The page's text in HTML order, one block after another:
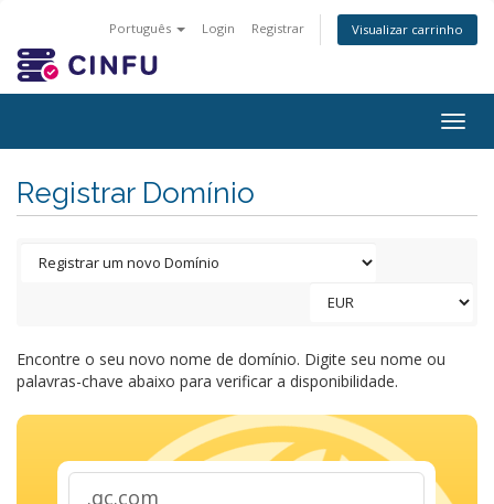
Português Login Registrar Visualizar carrinho
Registrar Domínio
Encontre o seu novo nome de domínio. Digite seu nome ou
palavras-chave abaixo para verificar a disponibilidade.